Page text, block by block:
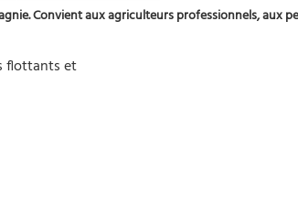
Convient aux agriculteurs professionnels, aux